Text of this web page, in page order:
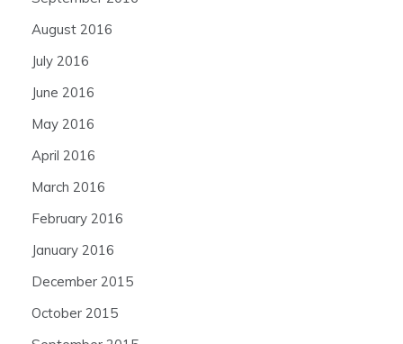
August 2016
July 2016
June 2016
May 2016
April 2016
March 2016
February 2016
January 2016
December 2015
October 2015